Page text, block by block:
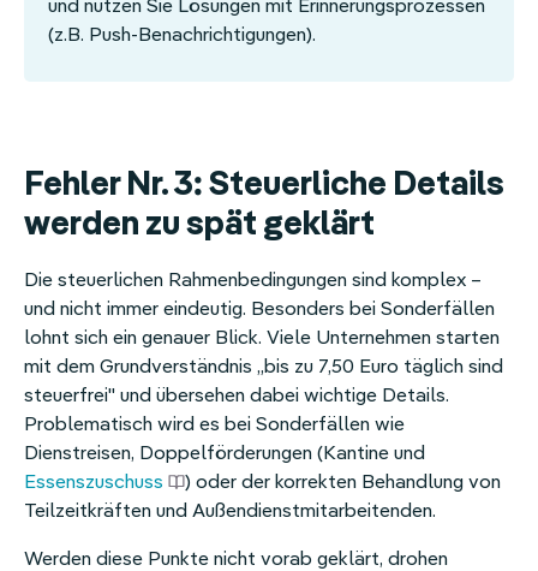
und nutzen Sie Lösungen mit Erinnerungsprozessen
(z.B. Push-Benachrichtigungen).
Fehler Nr. 3: Steuerliche Details
werden zu spät geklärt
Die steuerlichen Rahmenbedingungen sind komplex –
und nicht immer eindeutig. Besonders bei Sonderfällen
lohnt sich ein genauer Blick. Viele Unternehmen starten
mit dem Grundverständnis „bis zu 7,50 Euro täglich sind
steuerfrei" und übersehen dabei wichtige Details.
Problematisch wird es bei Sonderfällen wie
Dienstreisen, Doppelförderungen (Kantine und
Essenszuschuss
) oder der korrekten Behandlung von
Teilzeitkräften und Außendienstmitarbeitenden.
Werden diese Punkte nicht vorab geklärt, drohen